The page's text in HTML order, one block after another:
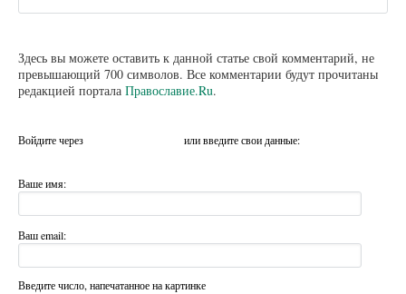
Здесь вы можете оставить к данной статье свой комментарий, не
превышающий 700 символов. Все комментарии будут прочитаны
редакцией портала Православие.Ru.
Войдите через или введите свои данные:
Ваше имя:
Ваш email:
Введите число, напечатанное на картинке